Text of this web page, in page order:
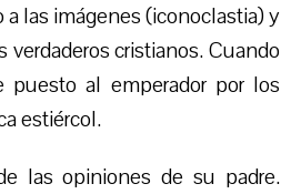
las imágenes (iconoclastia) y
cristianos. Cuando
al emperador por los
estiércol.
las opiniones de su padre.